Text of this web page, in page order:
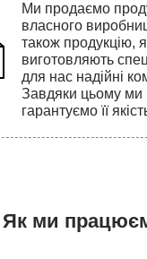
Ми продаємо
власного
також продукцію,
виготовляють
для нас надійні
Завдяки цьому ми
гарантуємо її
Як ми